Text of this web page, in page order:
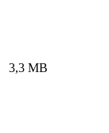
3,3 MB